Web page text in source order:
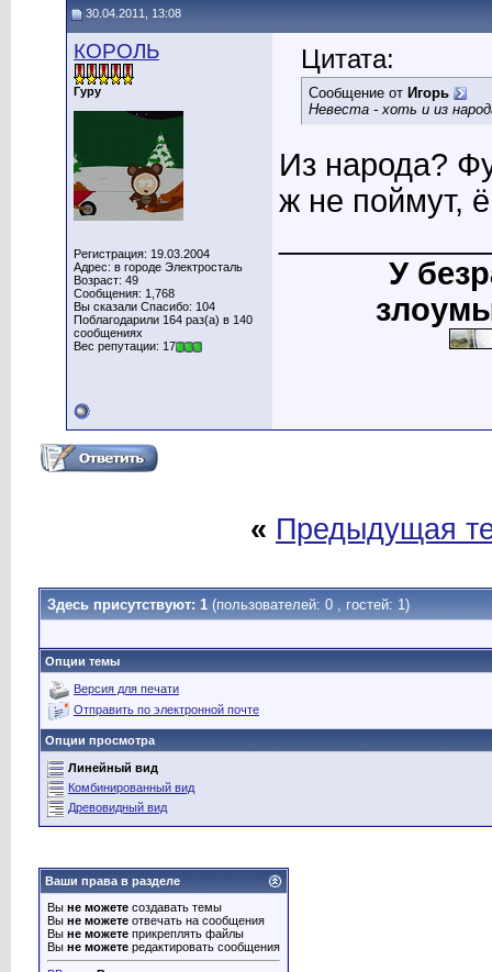
30.04.2011, 13:08
КОРОЛЬ
Гуру
Регистрация: 19.03.2004
Адрес: в городе Электросталь
Возраст: 49
Сообщения: 1,768
Вы сказали Спасибо: 104
Поблагодарили 164 раз(а) в 140
сообщениях
Вес репутации: 17
Цитата:
Сообщение от Игорь
Невеста - хоть и из
Из народа?
ж не поймут,
У
« Предыдущая
Здесь присутствуют: 1 (пользователей: 0 , гостей: 1)
Опции темы
Версия для печати
Отправить по электронной почте
Опции просмотра
Линейный вид
Комбинированный вид
Древовидный вид
Ваши права в разделе
Вы не можете создавать темы
Вы не можете отвечать на сообщения
Вы не можете прикреплять файлы
Вы не можете редактировать сообщения